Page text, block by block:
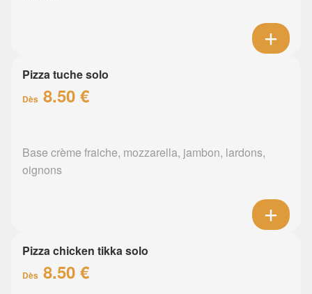
Pizza tuche solo
Dès 8.50 €
Base crème fraiche, mozzarella, jambon, lardons,
oignons
Pizza chicken tikka solo
Dès 8.50 €